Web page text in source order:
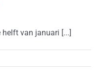
van januari [...]